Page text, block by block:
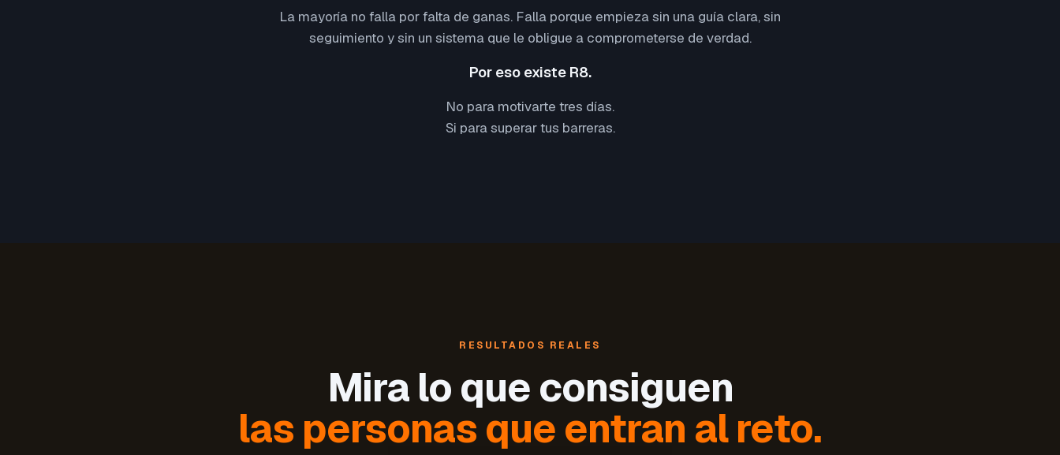
La mayoría no falla por falta de ganas. Falla porque empieza sin una guía clara, sin
seguimiento y sin un sistema que le obligue a comprometerse de verdad.
Por eso existe R8.
No para motivarte tres días.
Si para superar tus barreras.
RESULTADOS REALES
Mira lo que consiguen
las personas que entran al reto.